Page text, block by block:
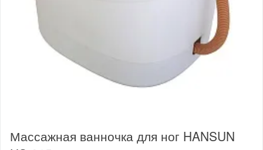
Массажная ванночка для ног HANSUN